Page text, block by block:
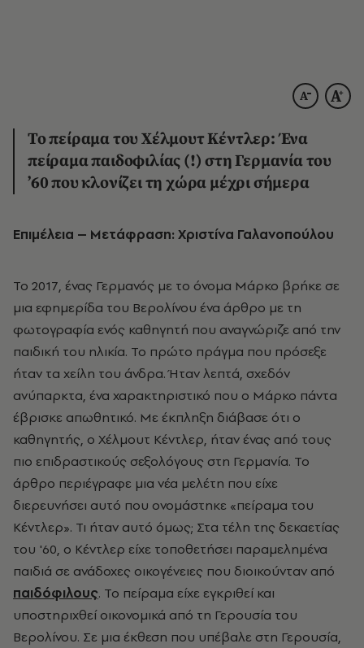
Το πείραμα του Χέλμουτ Κέντλερ: Ένα
πείραμα παιδοφιλίας (!) στη Γερμανία του
’60 που κλονίζει τη χώρα μέχρι σήμερα
Επιμέλεια – Μετάφραση: Χριστίνα Γαλανοπούλου
Το 2017, ένας Γερμανός με το όνομα Μάρκο βρήκε σε
μια εφημερίδα του Βερολίνου ένα άρθρο με τη
φωτογραφία ενός καθηγητή που αναγνώριζε από την
παιδική του ηλικία. Το πρώτο πράγμα που πρόσεξε
ήταν τα χείλη του άνδρα. Ήταν λεπτά, σχεδόν
ανύπαρκτα, ένα χαρακτηριστικό που ο Μάρκο πάντα
έβρισκε απωθητικό. Με έκπληξη διάβασε ότι ο
καθηγητής, ο Χέλμουτ Κέντλερ, ήταν ένας από τους
πιο επιδραστικούς σεξολόγους στη Γερμανία. Το
άρθρο περιέγραφε μια νέα μελέτη που είχε
διερευνήσει αυτό που ονομάστηκε «πείραμα του
Κέντλερ». Τι ήταν αυτό όμως; Στα τέλη της δεκαετίας
του '60, ο Κέντλερ είχε τοποθετήσει παραμελημένα
παιδιά σε ανάδοχες οικογένειες που διοικούνταν από
παιδόφιλους. Το πείραμα είχε εγκριθεί και
υποστηριχθεί οικονομικά από τη Γερουσία του
Βερολίνου. Σε μια έκθεση που υπέβαλε στη Γερουσία,